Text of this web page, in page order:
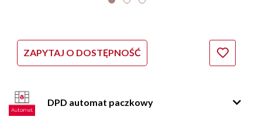
ZAPYTAJ O DOSTĘPNOŚĆ
DPD automat paczkowy